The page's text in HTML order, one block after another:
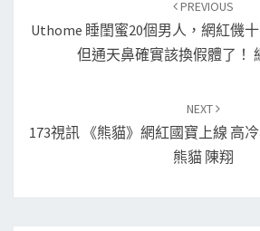
PREVIOUS
Uthome 睡閨蜜20個男人，網紅僟
但通天鼻確實該換假體了！
NEXT
173視訊 《熊貓》網紅國寶上線 高
熊貓 陳翔